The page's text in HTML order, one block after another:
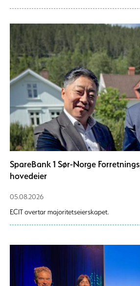
SpareBank 1 Sør-Norge
hovedeier
05.08.2026
ECIT overtar majoritetseierskapet.